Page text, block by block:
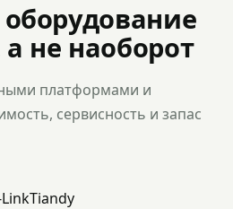
не наоборот
платформами и
сервисность и запас
Tiandy